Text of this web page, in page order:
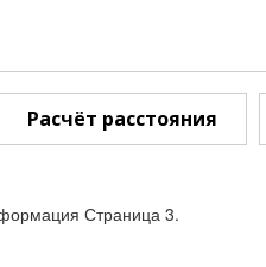
Расчёт расстояния
Страница 3.